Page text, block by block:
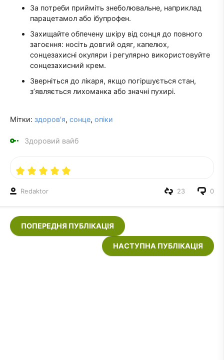
За потреби прийміть знеболювальне, наприклад
парацетамол або ібупрофен.
Захищайте обпечену шкіру від сонця до повного
загоєння: носіть довгий одяг, капелюх,
сонцезахисні окуляри і регулярно використовуйте
сонцезахисний крем.
Зверніться до лікаря, якщо погіршується стан,
з’являється лихоманка або значні пухирі.
Мітки: здоров'я, сонце, опіки
Здоровий вайб
Redaktor 0
23
ПОПЕРЕДНЯ ПУБЛІКАЦІЯ
НАСТУПНА ПУБЛІКАЦІЯ